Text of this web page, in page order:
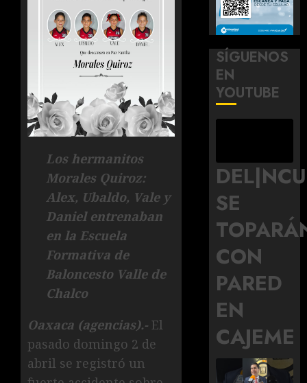
Los hermanitos
Morales Quiroz:
Alex, Ubaldo, Vale y
Daniel entrenaban
en la Escuela
Formativa de
Baloncesto Valle de
Chalco
Oaxaca (agencias).- El
pasado domingo 2 de
abril se registró un
SÍGUENOS
EN
YOUTUBE
SE
CON
PARED
EN
CAJEME